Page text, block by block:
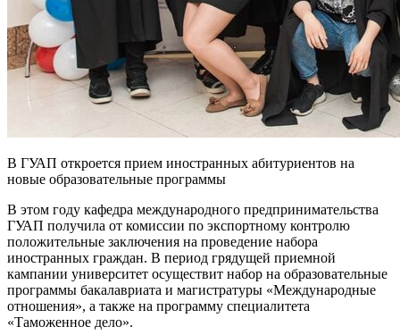
В ГУАП откроется прием иностранных абитуриентов на
новые образовательные программы
В этом году кафедра международного предпринимательства
ГУАП получила от комиссии по экспортному контролю
положительные заключения на проведение набора
иностранных граждан. В период грядущей приемной
кампании университет осуществит набор на образовательные
программы бакалавриата и магистратуры «Международные
отношения», а также на программу специалитета
«Таможенное дело».